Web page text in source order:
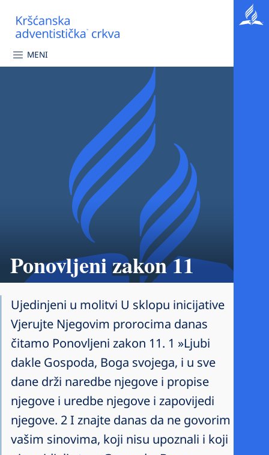
MENI
Ponovljeni zakon 11
Ujedinjeni u molitvi U sklopu inicijative
Vjerujte Njegovim prorocima danas
čitamo Ponovljeni zakon 11. 1 »Ljubi
dakle Gospoda, Boga svojega, i u sve
dane drži naredbe njegove i propise
njegove i uredbe njegove i zapovijedi
njegove. 2 I znajte danas da ne govorim
vašim sinovima, koji nisu upoznali i koji